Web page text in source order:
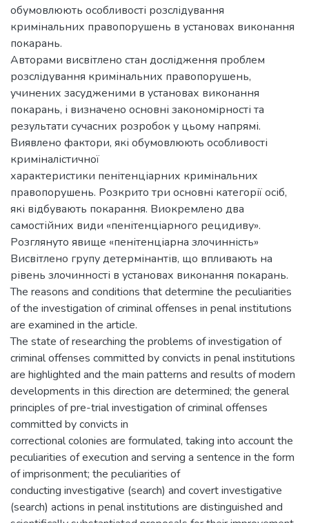
обумовлюють особливості розслідування
кримінальних правопорушень в установах виконання
покарань.
Авторами висвітлено стан дослідження проблем
розслідування кримінальних правопорушень,
учинених засудженими в установах виконання
покарань, і визначено основні закономірності та
результати сучасних розробок у цьому напрямі.
Виявлено фактори, які обумовлюють особливості
криміналістичної
характеристики пенітенціарних кримінальних
правопорушень. Розкрито три основні категорії осіб,
які відбувають покарання. Виокремлено два
самостійних види «пенітенціарного рецидиву».
Розглянуто явище «пенітенціарна злочинність»
Висвітлено групу детермінантів, що впливають на
рівень злочинності в установах виконання покарань.
The reasons and conditions that determine the peculiarities
of the investigation of criminal offenses in penal institutions
are examined in the article.
The state of researching the problems of investigation of
criminal offenses committed by convicts in penal institutions
are highlighted and the main patterns and results of modern
developments in this direction are determined; the general
principles of pre-trial investigation of criminal offenses
committed by convicts in
correctional colonies are formulated, taking into account the
peculiarities of execution and serving a sentence in the form
of imprisonment; the peculiarities of
conducting investigative (search) and covert investigative
(search) actions in penal institutions are distinguished and